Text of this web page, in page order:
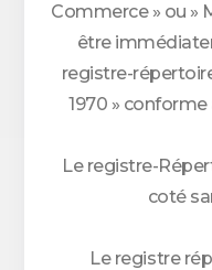
Commerce » ou »
être
registre-
1970 »
Le registre-
coté
Le registre